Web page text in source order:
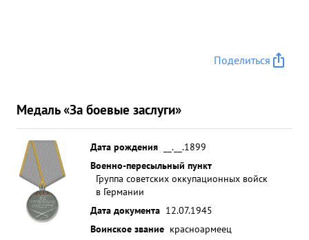
Поделиться
Медаль «За боевые заслуги»
Дата рождения
__.__.1899
Военно-пересыльный пункт
Группа советских оккупационных войск
в Германии
Дата документа 12.07.1945
Воинское звание красноармеец